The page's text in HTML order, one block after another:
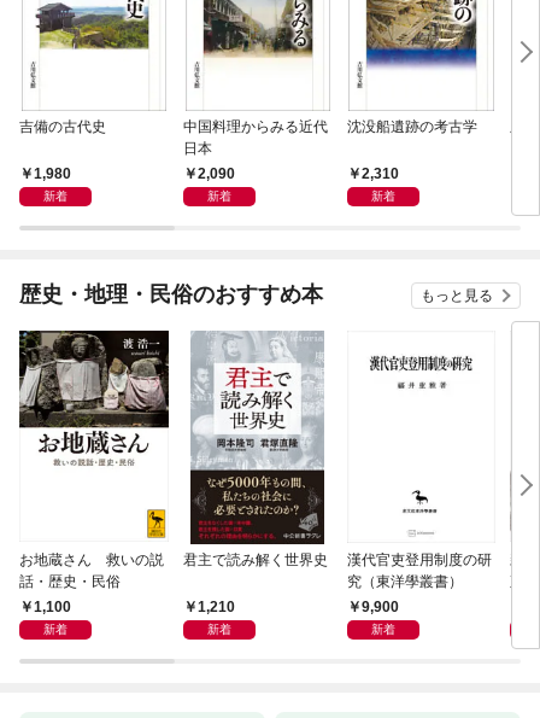
吉備の古代史
1,980
新着
中国料理からみる近代
日本
2,090
新着
沈没船遺跡の考古学
2,310
新着
歴史・地理・民俗のおすすめ本 もっと見る
お地蔵さん 救いの説
話・歴史・民俗
1,100
新着
君主で読み解く世界史
1,210
新着
漢代官吏登用制度の研
究（東洋學叢書）
9,900
新着
親
直